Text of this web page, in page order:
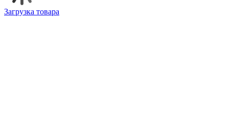
Загрузка товара